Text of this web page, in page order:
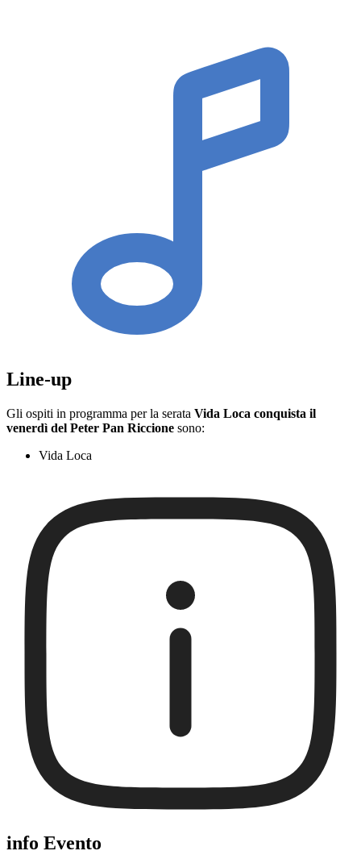
Line-up
Gli ospiti in programma per la serata Vida Loca conquista il
venerdì del Peter Pan Riccione sono:
Vida Loca
info Evento